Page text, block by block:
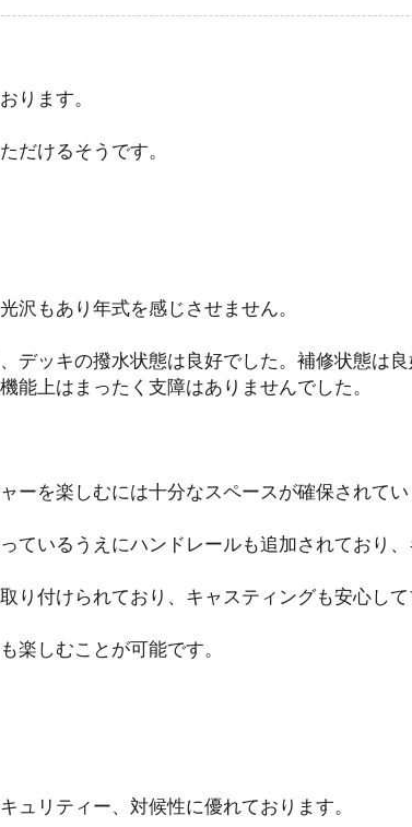
ります。
だけるそうです。
沢もあり年式を感じさせません。
デッキの撥水状態は良好でした。補修状態は
上はまったく支障はありませんでした。
ーを楽しむには十分なスペースが確保されて
ているうえにハンドレールも追加されており
り付けられており、キャスティングも安心し
楽しむことが可能です。
ュリティー、対候性に優れております。